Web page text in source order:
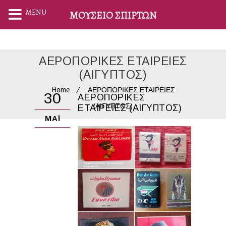
ΑΕΡΟΠΟΡΙΚΕΣ ΕΤΑΙΡΕΙΕΣ
(ΑΙΓΥΠΤΟΣ)
Home
ΑΕΡΟΠΟΡΙΚΕΣ ΕΤΑΙΡΕΙΕΣ
(ΑΙΓΥΠΤΟΣ)
30
ΜΆΙ
ΑΕΡΟΠΟΡΙΚΕΣ
ΕΤΑΙΡΕΙΕΣ (ΑΙΓΥΠΤΟΣ)
MENU ΜΟΥΣΕΊΟ ΣΠΊΡΤΩΝ